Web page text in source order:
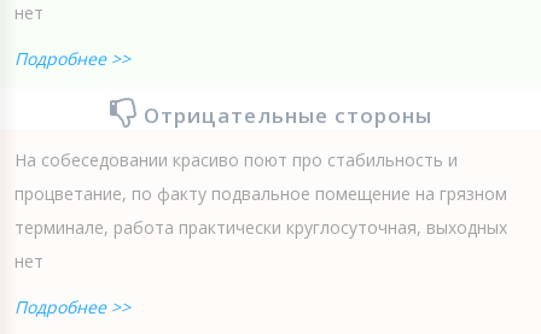
нет
Подробнее >>
Отрицательные стороны
На собеседовании красиво поют про стабильность и
процветание, по факту подвальное помещение на грязном
терминале, работа практически круглосуточная, выходных
нет
Подробнее >>